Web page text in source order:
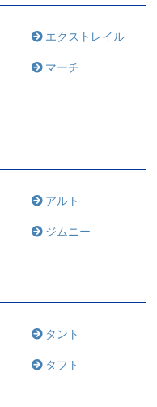
エクストレイル
マーチ
アルト
ジムニー
タント
タフト